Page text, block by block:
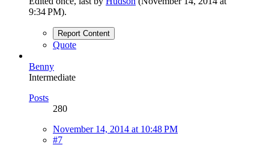
9:34 PM).
Report Content
Quote
Benny
Intermediate
Posts
280
November 14, 2014 at 10:48 PM
#7